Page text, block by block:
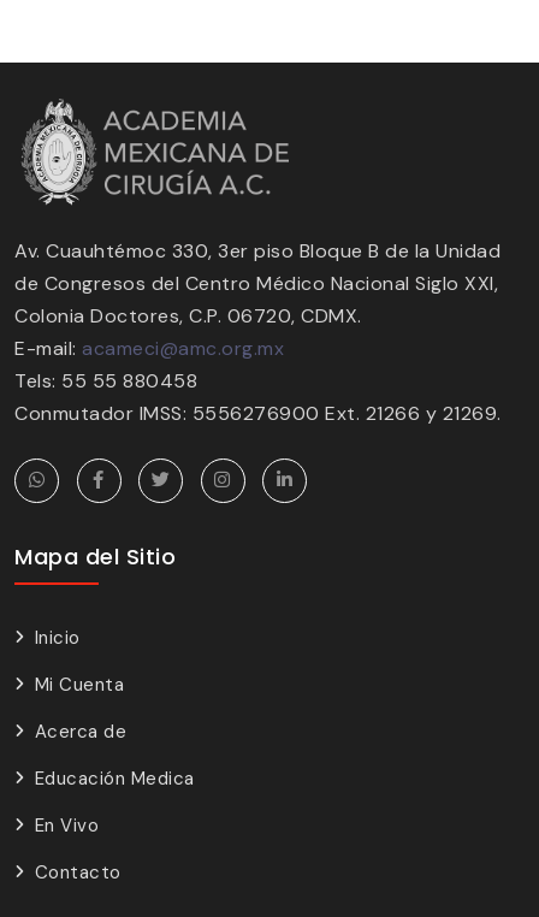
Av. Cuauhtémoc 330, 3er piso Bloque B de la Unidad
de Congresos del Centro Médico Nacional Siglo XXI,
Colonia Doctores, C.P. 06720, CDMX.
E-mail: acameci@amc.org.mx
Tels: 55 55 880458
Conmutador IMSS: 5556276900 Ext. 21266 y 21269.
Mapa del Sitio
Inicio
Mi Cuenta
Acerca de
Educación Medica
En Vivo
Contacto